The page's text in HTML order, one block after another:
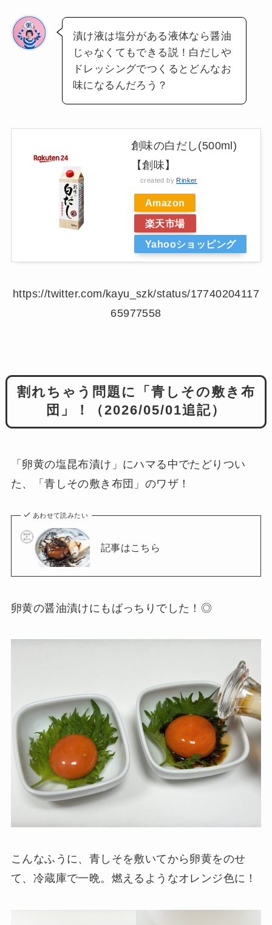
漬け液は塩分がある液体なら醤油
じゃなくてもできる説！白だしや
ドレッシングでつくるとどんなお
味になるんだろう？
創味の白だし(500ml)
【創味】
created by Rinker
Amazon
楽天市場
Yahooショッピング
https://twitter.com/kayu_szk/status/17740204117
65977558
割れちゃう問題に「青しその敷き布
団」！（2026/05/01追記）
「卵黄の塩昆布漬け」にハマる中でたどりつい
た、「青しその敷き布団」のワザ！
あわせて読みたい
記事はこちら
卵黄の醤油漬けにもばっちりでした！◎
こんなふうに、青しそを敷いてから卵黄をのせ
て、冷蔵庫で一晩。燃えるようなオレンジ色に！